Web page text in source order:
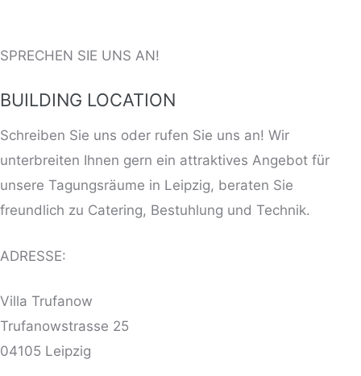
SPRECHEN SIE UNS AN!
BUILDING LOCATION
Schreiben Sie uns oder rufen Sie uns an! Wir
unterbreiten Ihnen gern ein attraktives Angebot für
unsere Tagungsräume in Leipzig, beraten Sie
freundlich zu Catering, Bestuhlung und Technik.
ADRESSE:
Villa Trufanow
Trufanowstrasse 25
04105 Leipzig